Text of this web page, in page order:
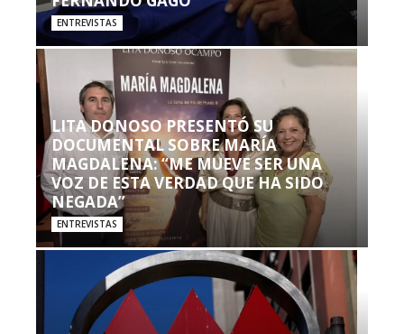
ENTREVISTAS
LITA DONOSO PRESENTÓ SU
DOCUMENTAL SOBRE MARÍA
MAGDALENA: “ME MUEVE SER UNA
VOZ DE ESTA VERDAD QUE HA SIDO
NEGADA”
ENTREVISTAS